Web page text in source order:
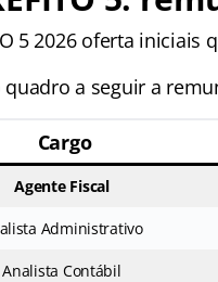
5 2026 oferta iniciais
a seguir a
Cargo
Agente Fiscal
Administrativo
Analista Contábil